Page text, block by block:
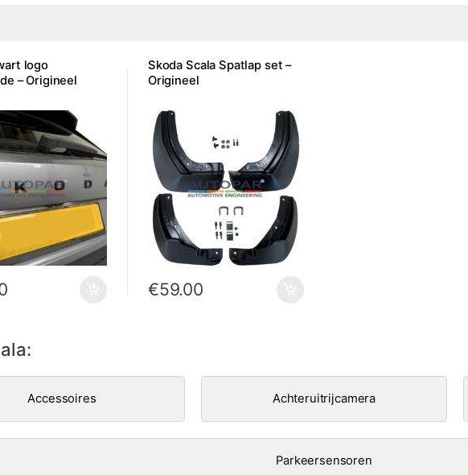
logo
– Origineel
Skoda Scala Spatlap set –
Origineel
€59.00
Accessoires Achteruitrijcamera
Parkeersensoren